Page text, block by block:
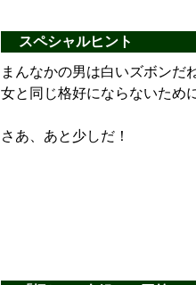
スペシャルヒント
まんなかの男は白いズボンだ
女と同じ格好にならないため
さあ、あと少しだ！